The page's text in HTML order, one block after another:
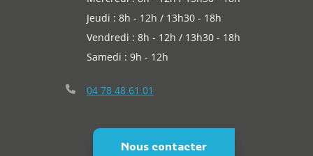
Jeudi : 8h - 12h / 13h30 - 18h
Vendredi : 8h - 12h / 13h30 - 18h
Samedi : 9h - 12h
04 78 48 61 01
Nous contacter